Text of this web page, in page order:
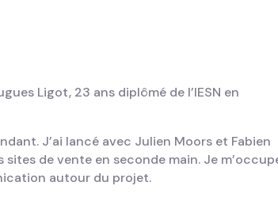
Ligot, 23 ans diplômé de l’IESN en
J’ai lancé avec Julien Moors et Fabien
de vente en seconde main. Je
autour du projet.